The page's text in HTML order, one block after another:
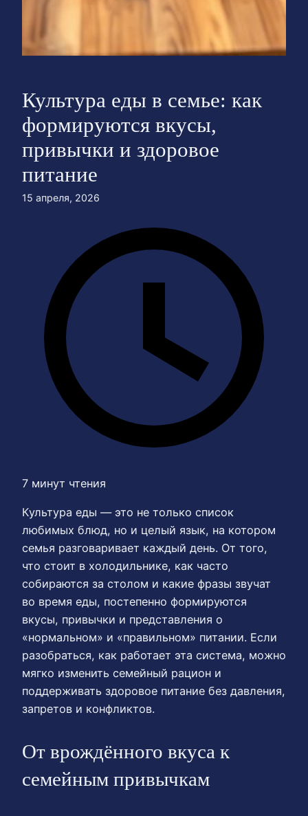
Культура еды в семье: как
формируются вкусы,
привычки и здоровое
питание
15 апреля, 2026
7 минут чтения
Культура еды — это не только список
любимых блюд, но и целый язык, на котором
семья разговаривает каждый день. От того,
что стоит в холодильнике, как часто
собираются за столом и какие фразы звучат
во время еды, постепенно формируются
вкусы, привычки и представления о
«нормальном» и «правильном» питании. Если
разобраться, как работает эта система, можно
мягко изменить семейный рацион и
поддерживать здоровое питание без давления,
запретов и конфликтов.
От врождённого вкуса к
семейным привычкам